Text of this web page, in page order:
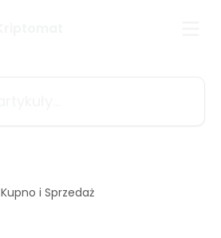
Kupno i Sprzedaż